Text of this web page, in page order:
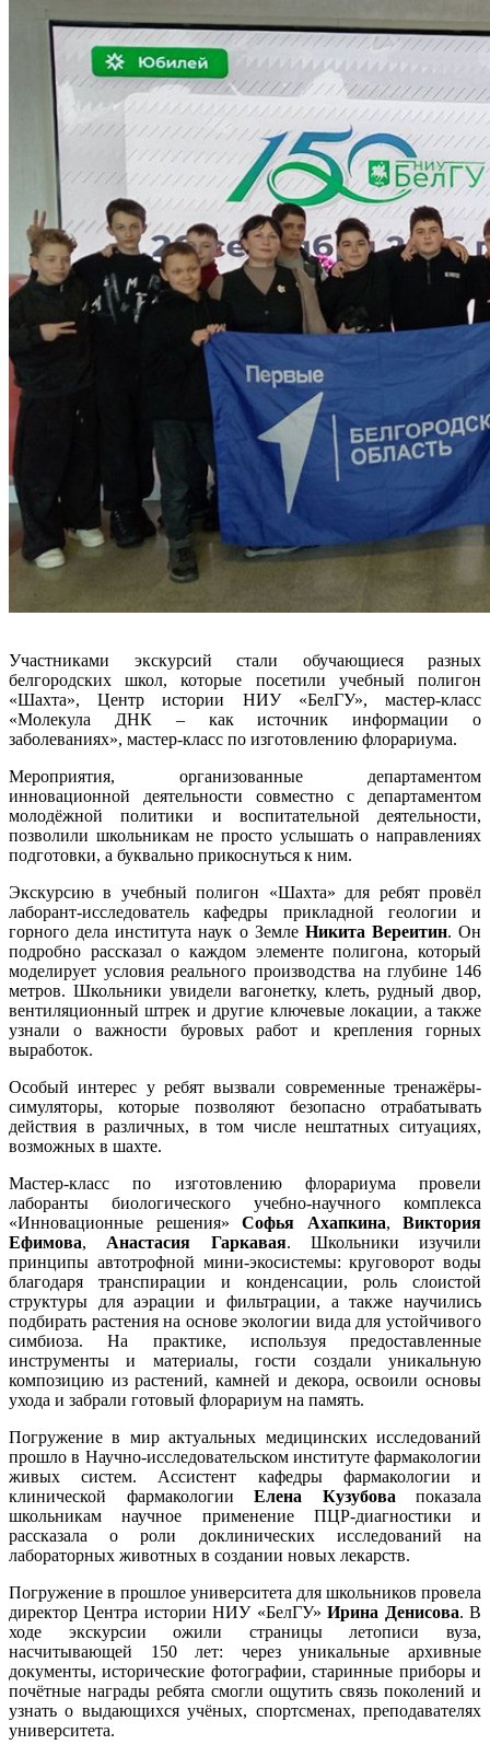
Участниками экскурсий стали обучающиеся разных
белгородских школ, которые посетили учебный полигон
«Шахта», Центр истории НИУ «БелГУ», мастер-класс
«Молекула ДНК – как источник информации о
заболеваниях», мастер-класс по изготовлению флорариума.
Мероприятия, организованные департаментом
инновационной деятельности совместно с департаментом
молодёжной политики и воспитательной деятельности,
позволили школьникам не просто услышать о направлениях
подготовки, а буквально прикоснуться к ним.
Экскурсию в учебный полигон «Шахта» для ребят провёл
лаборант-исследователь кафедры прикладной геологии и
горного дела института наук о Земле Никита Вереитин. Он
подробно рассказал о каждом элементе полигона, который
моделирует условия реального производства на глубине 146
метров. Школьники увидели вагонетку, клеть, рудный двор,
вентиляционный штрек и другие ключевые локации, а также
узнали о важности буровых работ и крепления горных
выработок.
Особый интерес у ребят вызвали современные тренажёры-
симуляторы, которые позволяют безопасно отрабатывать
действия в различных, в том числе нештатных ситуациях,
возможных в шахте.
Мастер-класс по изготовлению флорариума провели
лаборанты биологического учебно-научного комплекса
«Инновационные решения» Софья Ахапкина, Виктория
Ефимова, Анастасия Гаркавая. Школьники изучили
принципы автотрофной мини-экосистемы: круговорот воды
благодаря транспирации и конденсации, роль слоистой
структуры для аэрации и фильтрации, а также научились
подбирать растения на основе экологии вида для устойчивого
симбиоза. На практике, используя предоставленные
инструменты и материалы, гости создали уникальную
композицию из растений, камней и декора, освоили основы
ухода и забрали готовый флорариум на память.
Погружение в мир актуальных медицинских исследований
прошло в Научно-исследовательском институте фармакологии
живых систем. Ассистент кафедры фармакологии и
клинической фармакологии Елена Кузубова показала
школьникам научное применение ПЦР-диагностики и
рассказала о роли доклинических исследований на
лабораторных животных в создании новых лекарств.
Погружение в прошлое университета для школьников провела
директор Центра истории НИУ «БелГУ»Ирина Денисова. В
ходе экскурсии ожили страницы летописи вуза,
насчитывающей 150 лет: через уникальные архивные
документы, исторические фотографии, старинные приборы и
почётные награды ребята смогли ощутить связь поколений и
узнать о выдающихся учёных, спортсменах, преподавателях
университета.